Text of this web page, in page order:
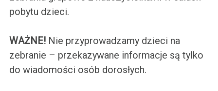
pobytu dzieci.
WAŻNE! Nie przyprowadzamy dzieci na
zebranie – przekazywane informacje są tylko
do wiadomości osób dorosłych.